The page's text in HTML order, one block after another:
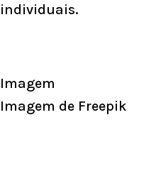
individuais.
Imagem
Imagem de Freepik